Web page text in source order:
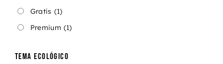
Gratis (1)
Premium (1)
TEMA ECOLÓGICO